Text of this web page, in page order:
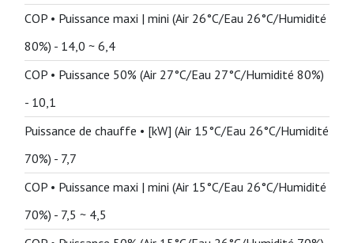
COP • Puissance maxi | mini (Air 26°C/Eau 26°C/Humidité
80%) - 14,0 ~ 6,4
COP • Puissance 50% (Air 27°C/Eau 27°C/Humidité 80%)
- 10,1
Puissance de chauffe • [kW] (Air 15°C/Eau 26°C/Humidité
70%) - 7,7
COP • Puissance maxi | mini (Air 15°C/Eau 26°C/Humidité
70%) - 7,5 ~ 4,5